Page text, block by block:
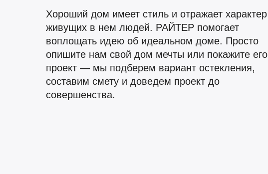
Хороший дом имеет стиль и отражает характер
живущих в нем людей. РАЙТЕР помогает
воплощать идею об идеальном доме. Просто
опишите нам свой дом мечты или покажите его
проект — мы подберем вариант остекления,
составим смету и доведем проект до
совершенства.